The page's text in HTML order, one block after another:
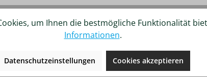
um Ihnen die bestmögliche Funktionalität
Informationen.
Datenschutzeinstellungen Cookies akzeptieren